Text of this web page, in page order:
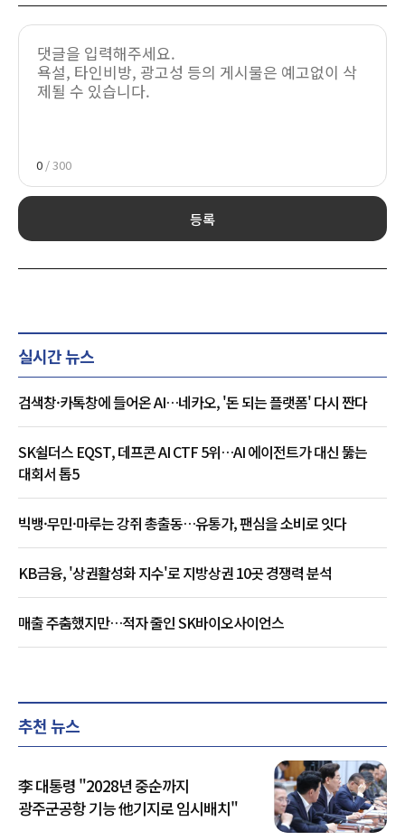
0 / 300
등록
실시간 뉴스
검색창·카톡창에 들어온 AI…네카오, '돈 되는 플랫폼' 다시 짠다
SK쉴더스 EQST, 데프콘 AI CTF 5위…AI 에이전트가 대신 뚫는
대회서 톱5
빅뱅·무민·마루는 강쥐 총출동…유통가, 팬심을 소비로 잇다
KB금융, '상권활성화 지수'로 지방상권 10곳 경쟁력 분석
매출 주춤했지만…적자 줄인 SK바이오사이언스
추천 뉴스
李 대통령 "2028년 중순까지
광주군공항 기능 他기지로 임시배치"